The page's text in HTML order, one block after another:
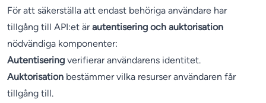
För att säkerställa att endast behöriga användare har
tillgång till API:et ärautentisering och auktorisation
nödvändiga komponenter:
Autentisering verifierar användarens identitet.
Auktorisation bestämmer vilka resurser användaren får
tillgång till.